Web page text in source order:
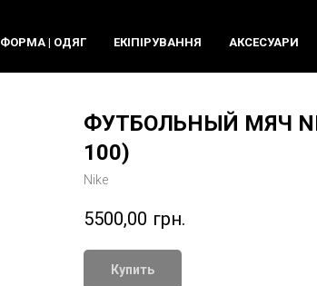
ФОРМА | ОДЯГ ЕКIПIРУВАННЯ АКСЕСУАРИ
ФУТБОЛЬНЫЙ МЯЧ
100)
Nike
5500,00 грн.
Купить